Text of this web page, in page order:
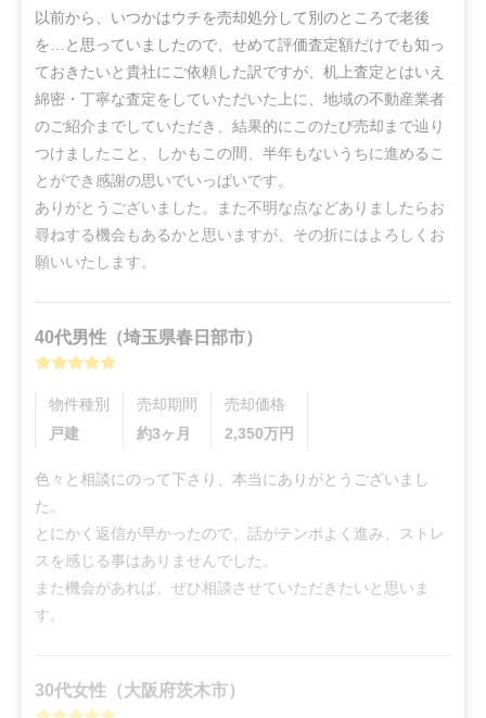
以前から、いつかはウチを売却処分して別のところで老後
を…と思っていましたので、せめて評価査定額だけでも知っ
ておきたいと貴社にご依頼した訳ですが、机上査定とはいえ
綿密・丁寧な査定をしていただいた上に、地域の不動産業者
のご紹介までしていただき、結果的にこのたび売却まで辿り
つけましたこと、しかもこの間、半年もないうちに進めるこ
とができ感謝の思いでいっぱいです。
ありがとうございました。また不明な点などありましたらお
尋ねする機会もあるかと思いますが、その折にはよろしくお
願いいたします。
40代男性 （埼玉県春日部市）
物件種別
戸建
売却期間
約3ヶ月
売却価格
2,350万円
色々と相談にのって下さり、本当にありがとうございまし
た。
とにかく返信が早かったので、話がテンポよく進み、ストレ
スを感じる事はありませんでした。
また機会があれば、ぜひ相談させていただきたいと思いま
す。
30代女性 （大阪府茨木市）